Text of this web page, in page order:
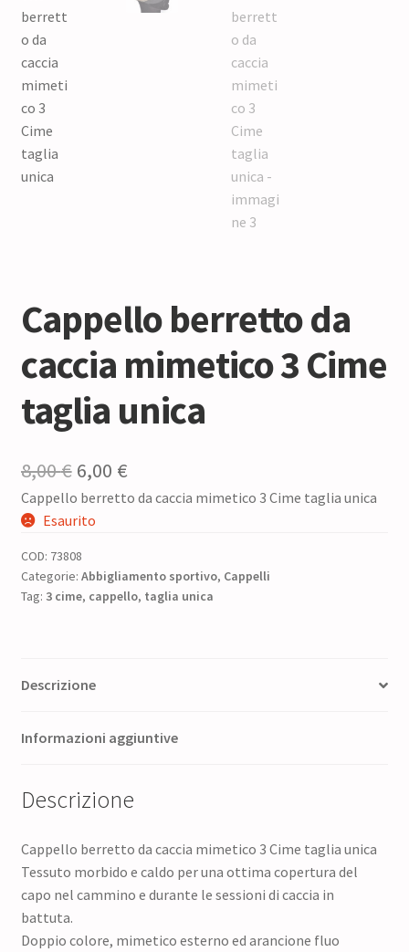
Cappello berretto da
caccia mimetico 3 Cime
taglia unica
8,00€ Il
prezzo
originale
era:
8,00 €.
6,00 €Il
prezzo
6,00 €.
Cappello berretto da caccia mimetico 3 Cime taglia unica
Esaurito
COD: 73808
Categorie: Abbigliamento sportivo, Cappelli
Tag: 3 cime, cappello, taglia unica
Descrizione
Informazioni aggiuntive
Descrizione
Cappello berretto da caccia mimetico 3 Cime taglia unica
Tessuto morbido e caldo per una ottima copertura del
capo nel cammino e durante le sessioni di caccia in
battuta.
Doppio colore, mimetico esterno ed arancione fluo